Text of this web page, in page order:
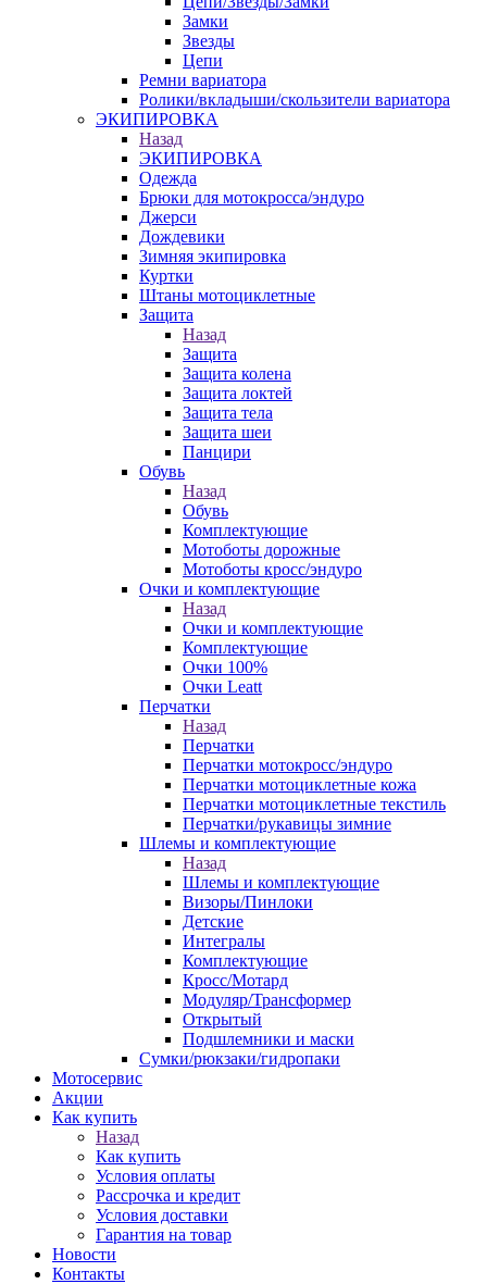
Замки
Звезды
Цепи
Ремни вариатора
Ролики/вкладыши/скользители вариатора
ЭКИПИРОВКА
Назад
ЭКИПИРОВКА
Одежда
Брюки для мотокросса/эндуро
Джерси
Дождевики
Зимняя экипировка
Куртки
Штаны мотоциклетные
Защита
Назад
Защита
Защита колена
Защита локтей
Защита тела
Защита шеи
Панцири
Обувь
Назад
Обувь
Комплектующие
Мотоботы дорожные
Мотоботы кросс/эндуро
Очки и комплектующие
Назад
Очки и комплектующие
Комплектующие
Очки 100%
Очки Leatt
Перчатки
Назад
Перчатки
Перчатки мотокросс/эндуро
Перчатки мотоциклетные кожа
Перчатки мотоциклетные текстиль
Перчатки/рукавицы зимние
Шлемы и комплектующие
Назад
Шлемы и комплектующие
Визоры/Пинлоки
Детские
Интегралы
Комплектующие
Кросс/Мотард
Модуляр/Трансформер
Открытый
Подшлемники и маски
Сумки/рюкзаки/гидропаки
Мотосервис
Акции
Как купить
Назад
Как купить
Условия оплаты
Рассрочка и кредит
Условия доставки
Гарантия на товар
Новости
Контакты